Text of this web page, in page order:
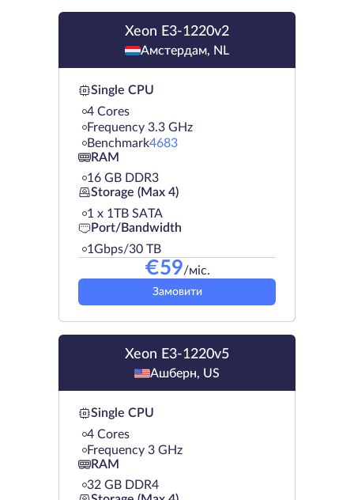
Xeon E3-1220v2
Амстердам, NL
Single CPU
4 Cores
Frequency 3.3 GHz
Benchmark4683
RAM
16 GB DDR3
Storage (Max 4)
1 х 1TB SATA
Port/Bandwidth
1Gbps/30 TB
€59/міс.
Замовити
Xeon E3-1220v5
Ашберн, US
Single CPU
4 Cores
Frequency 3 GHz
RAM
32 GB DDR4